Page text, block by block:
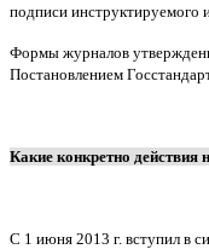
подписи инструктируемого
Формы журналов
Постановлением
Какие конкретно действия
С 1 июня 2013 г. вступил в